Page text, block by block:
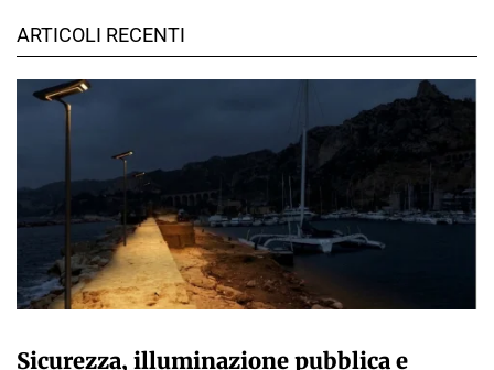
ARTICOLI RECENTI
Sicurezza, illuminazione pubblica e